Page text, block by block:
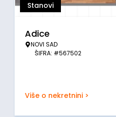
Stanovi
Adice
NOVI SAD
ŠIFRA: #567502
Više o nekretnini >